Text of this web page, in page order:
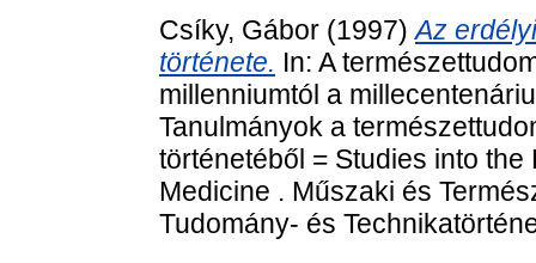
Csíky, Gábor (1997)Az
története. In: A
millenniumtól a
Tanulmányok a
történetéből = Studies into
Medicine . Műszaki és
Tudomány- és